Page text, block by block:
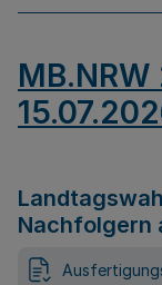
Nachfolgern